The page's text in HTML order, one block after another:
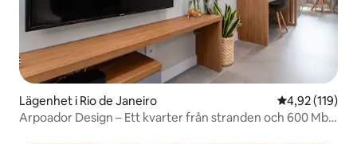
Lägenhet i Rio de Janeiro 4,92 av 5 i
4,92 (119)
Arpoador Design – Ett kvarter från stranden och 600 Mb